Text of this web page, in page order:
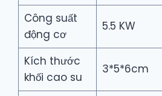
Công suất
động cơ
5.5 KW
Kích thước
khối cao su
3*5*6cm